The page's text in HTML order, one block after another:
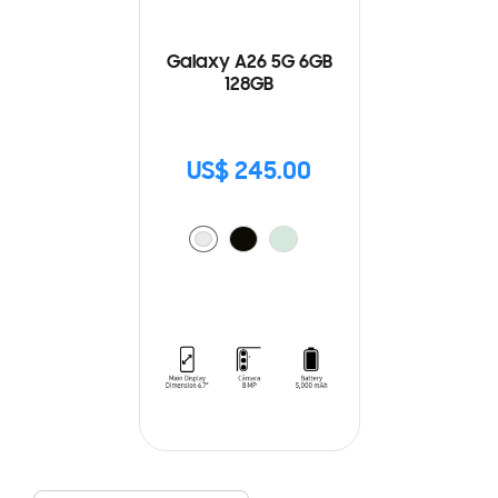
Galaxy A26 5G 6GB
128GB
US$ 245.00